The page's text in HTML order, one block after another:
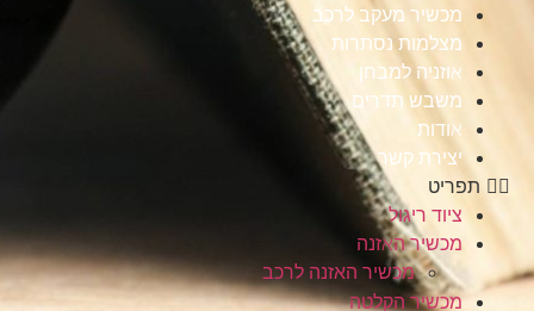
מכשיר מעקב לרכב
מצלמות נסתרות
אוזניה למבחן
משבש תדרים
אודות
יצירת קשר
תפריט
ציוד ריגול
מכשיר האזנה
מכשיר האזנה לרכב
מכשיר הקלטה